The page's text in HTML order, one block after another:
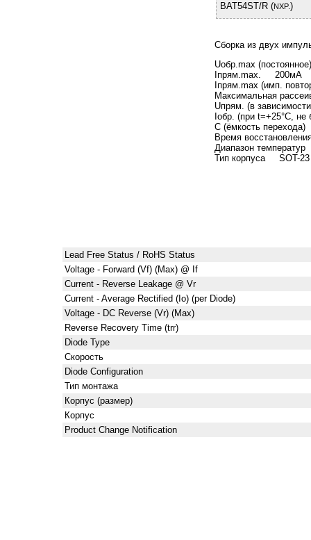
BAT54ST/R (NXP.)
Cборка из двух
Uобр.max
Iпрям.max. 200мА
Iпрям.max (имп.
Максимальная
Uпрям. (в
Iобр. (при t=+25°C,
C (ёмкость
Время
Диапазон
Тип корпуса SOT-23
Lead Free Status / RoHS Status
Voltage - Forward (Vf) (Max) @ If
Current - Reverse Leakage @ Vr
Current - Average Rectified (Io) (per Diode)
Voltage - DC Reverse (Vr) (Max)
Reverse Recovery Time (trr)
Diode Type
Скорость
Diode Configuration
Тип монтажа
Корпус (размер)
Корпус
Product Change Notification